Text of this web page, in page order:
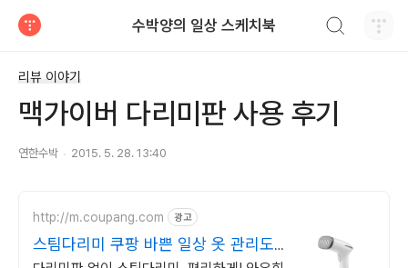
수박양의 일상 스케치북
리뷰 이야기
맥가이버 다리미판 사용 후기
연한수박 2015. 5. 28. 13:40
http://m.coupang.com 광고
스팀다리미 쿠팡 바쁜 일상 옷 관리도